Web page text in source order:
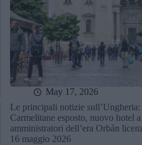
May 17, 2026
Le principali notizie
Carmelitane esposto, nuovo hotel
amministratori dell’era Orbán
16 maggio 2026